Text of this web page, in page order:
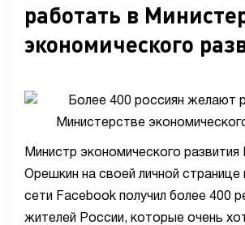
работать в
экономического
Министр экономического
Орешкин на своей личной странице
сети Facebook получил более 400
жителей России, которые очень